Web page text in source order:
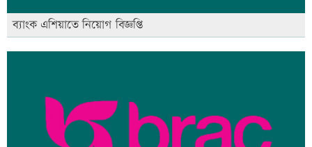
ব্যাংক এশিয়াতে নিয়োগ বিজ্ঞপ্তি